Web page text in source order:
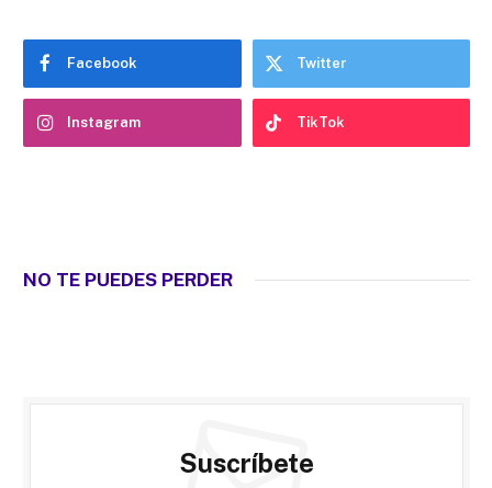
Facebook Twitter
Instagram TikTok
NO TE PUEDES PERDER
Suscríbete